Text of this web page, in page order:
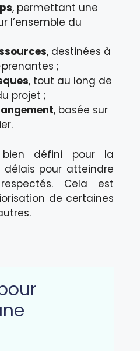
, permettant une
l’ensemble du
, destinées à
;
, tout au long de
projet ;
, basée sur
défini pour la
pour atteindre
Cela est
de certaines